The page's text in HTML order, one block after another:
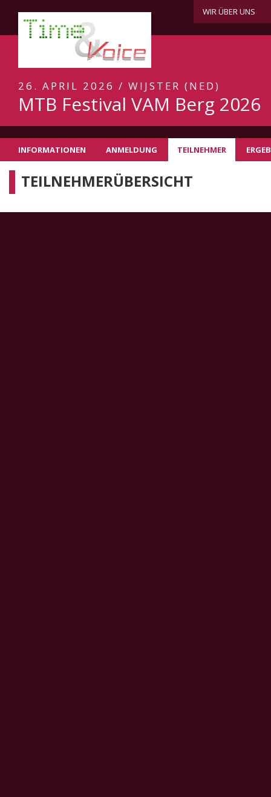
WIR ÜBER UNS
26. APRIL 2026 / WIJSTER (NED)
MTB Festival VAM Berg 2026
INFORMATIONEN ANMELDUNG TEILNEHMER
TEILNEHMERÜBERSICHT